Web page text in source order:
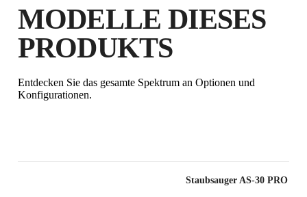
RUBI PUNKTE
KOSTENLOSE
MODELLE DIESES
PRODUKTS
Entdecken Sie das gesamte Spektrum an Optionen und
Konfigurationen.
Staubsauger AS-30 PRO